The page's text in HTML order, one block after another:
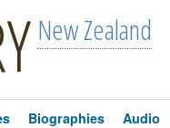
New Zealand
Biographies Audio